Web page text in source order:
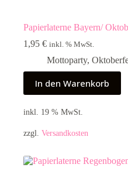
Papierlaterne Bayern/
1,95 € inkl. % MwSt.
Mottoparty,
In den Warenkorb
inkl. 19 % MwSt.
zzgl. Versandkosten